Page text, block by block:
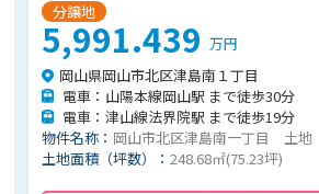
分譲地
5,991.439万円
岡山県岡山市北区津島南１丁目
電車：山陽本線岡山駅 まで徒歩30分
電車：津山線法界院駅 まで徒歩19分
物件名称： 岡山市北区津島南一丁目 土
土地面積（坪数）：248.68㎡(75.23坪)